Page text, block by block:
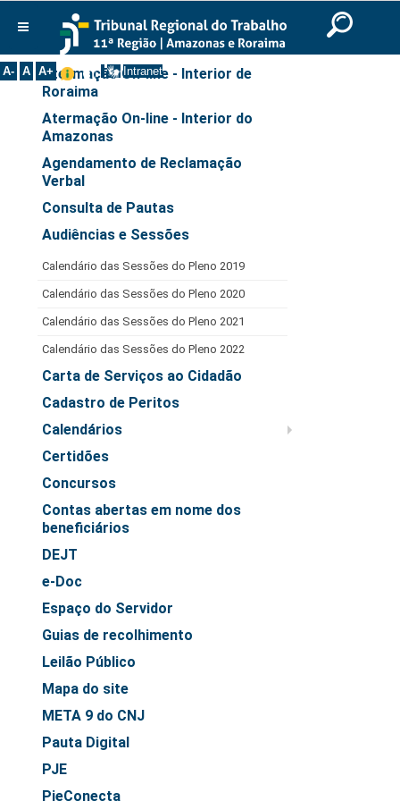
Ir para o rodapé
English
Português Español
A- A A+ Intranet
Institucional
Histórico
Presidência
Composição
Desembargadores
Seções Especializadas
Turmas
Varas do Trabalho
Juízes Manaus
Juízes Roraima
Juízes Interior
Juízes Substitutos
Diretores
Comitês
Comitê Gestor Regional do PJe
Comitê Gestor Regional do e-Gestão e de Tabelas
Processuais Unificadas
Comitê do Datajud
Comissão Regional de Pesquisa Judiciária e Ciência de
Dados
Comissão de Ética
Comitê de Priorização do Primeiro Grau
Comissão de Uniformização de Jurisprudência
Comitê de Gestão de Pessoas
Comitê de Atenção Integral à Saúde de Magistrados e
Serviços
Atermação On-line - Interior de
Roraima
Atermação On-line - Interior do
Amazonas
Agendamento de Reclamação
Verbal
Consulta de Pautas
Audiências e Sessões
Calendário das Sessões do Pleno 2019
Calendário das Sessões do Pleno 2020
Calendário das Sessões do Pleno 2021
Calendário das Sessões do Pleno 2022
Carta de Serviços ao Cidadão
Cadastro de Peritos
Calendários
Certidões
Concursos
Contas abertas em nome dos
beneficiários
DEJT
e-Doc
Espaço do Servidor
Guias de recolhimento
Leilão Público
Mapa do site
META 9 do CNJ
Pauta Digital
PJE
PjeConecta